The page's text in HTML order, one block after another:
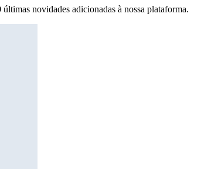
novidades adicionadas à nossa plataforma.